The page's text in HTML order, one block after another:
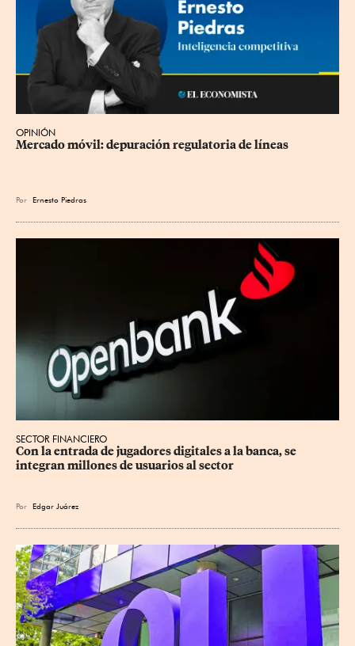
OPINIÓN
Mercado móvil: depuración regulatoria de líneas
Por Ernesto Piedras
SECTOR FINANCIERO
Con la entrada de jugadores digitales a la banca, se
integran millones de usuarios al sector
Por Edgar Juárez